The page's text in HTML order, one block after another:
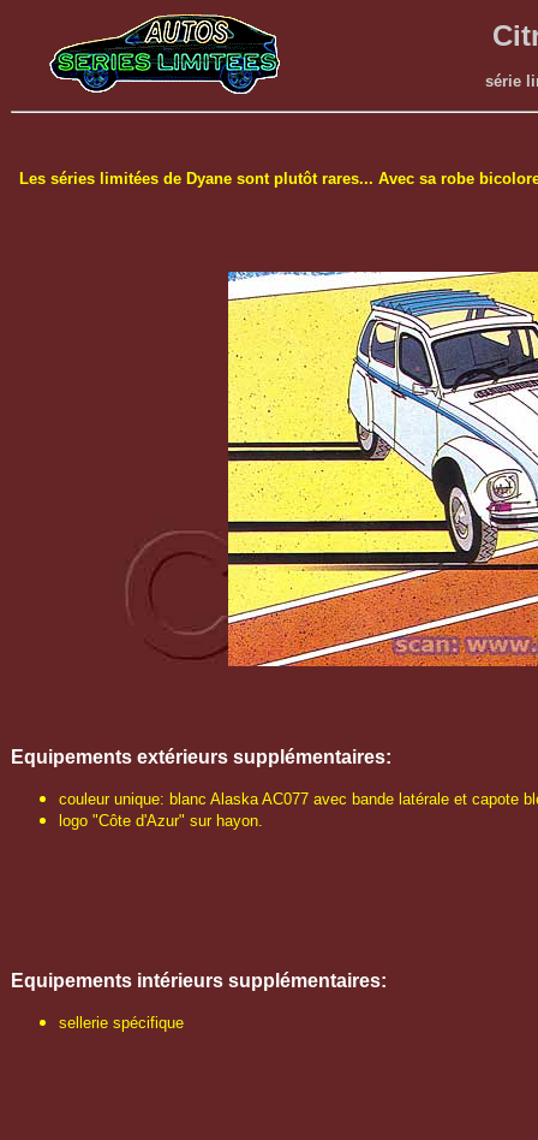
série
Les séries limitées de Dyane sont plutôt rares... Avec sa robe
Equipements extérieurs supplémentaires:
couleur unique: blanc Alaska AC077 avec bande latérale et capote
logo "Côte d'Azur" sur hayon.
Equipements intérieurs supplémentaires:
sellerie spécifique